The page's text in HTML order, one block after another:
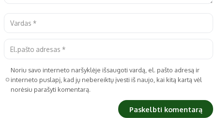
Noriu savo interneto naršyklėje išsaugoti vardą, el. pašto adresą ir
interneto puslapį, kad jų nebereiktų įvesti iš naujo, kai kitą kartą vėl
norėsiu parašyti komentarą.